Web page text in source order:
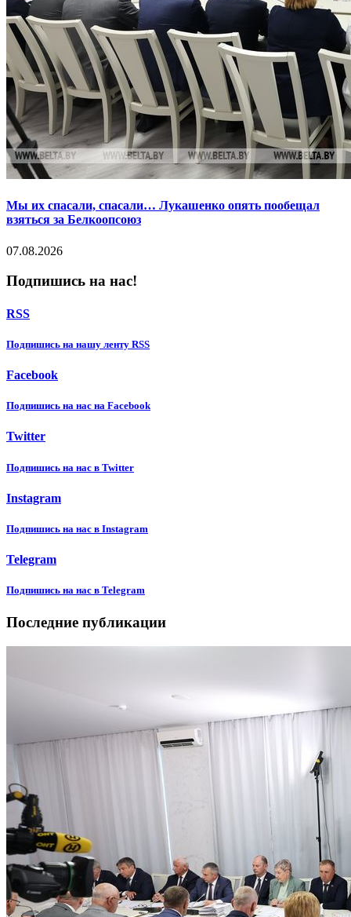
Мы их спасали, спасали… Лукашенко опять пообещал
взяться за Белкоопсоюз
07.08.2026
Подпишись на нас!
RSS
Подпишиcь на нашу ленту RSS
Facebook
Подпишиcь на нас на Facebook
Twitter
Подпишиcь на нас в Twitter
Instagram
Подпишиcь на нас в Instagram
Telegram
Подпишиcь на нас в Telegram
Последние публикации